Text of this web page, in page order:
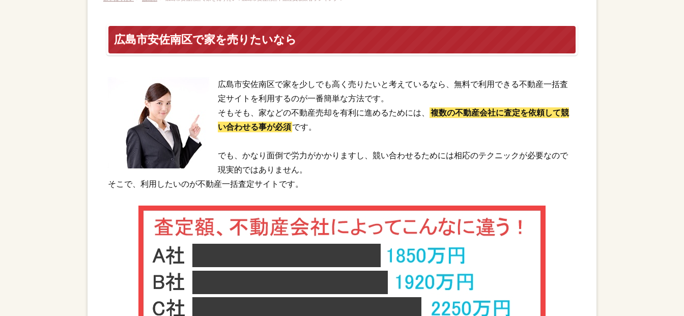
広島市安佐南区で家を売りたいなら
広島市安佐南区で家を少しでも高く売りたいと考えているなら、無料で利用できる不動産一括査
定サイトを利用するのが一番簡単な方法です。
そもそも、家などの不動産売却を有利に進めるためには、
複数の不動産会社に査定を依頼して競
い合わせる事が必須です。
でも、かなり面倒で労力がかかりますし、競い合わせるためには相応のテクニックが必要なので
現実的ではありません。
そこで、利用したいのが不動産一括査定サイトです。